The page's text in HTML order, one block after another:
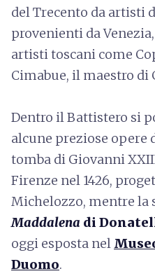
del Trecento da artisti
provenienti da
artisti toscani come
Cimabue, il maestro di
Dentro il Battistero si
alcune preziose opere
tomba di Giovanni
Firenze nel 1426,
Michelozzo, mentre la
Maddalena di
oggi esposta nel
Duomo.